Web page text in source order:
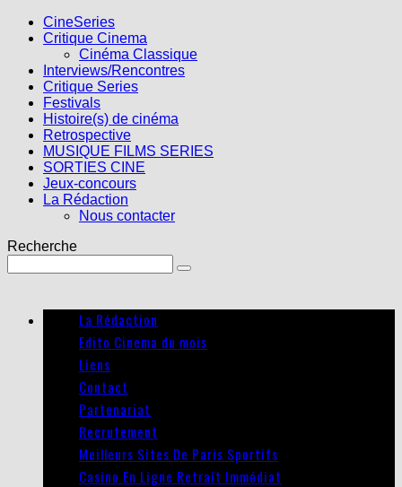
CineSeries
Critique Cinema
Cinéma Classique
Interviews/Rencontres
Critique Series
Festivals
Histoire(s) de cinéma
Retrospective
MUSIQUE FILMS SERIES
SORTIES CINE
Jeux-concours
La Rédaction
Nous contacter
Recherche
La Rédaction
Edito Cinema du mois
Liens
Contact
Partenariat
Recrutement
Meilleurs Sites De Paris Sportifs
Casino En Ligne Retrait Immédiat